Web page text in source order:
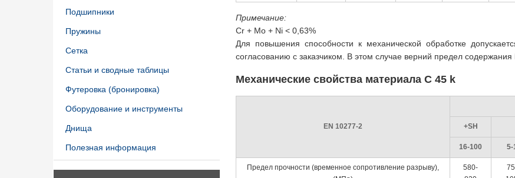
Подшипники
Пружины
Сетка
Статьи и сводные таблицы
Футеровка (бронировка)
Оборудование и инструменты
Днища
Полезная информация
Примечание:
Cr + Mo + Ni < 0,63%
Для повышения способности к механической обработке
согласованию с заказчиком. В этом случае верний предел содержания
Механические свойства материала C 45 k
EN 10277-2 +SH
16-100 5-
Предел прочности (временное сопротивление разрыву),
580-